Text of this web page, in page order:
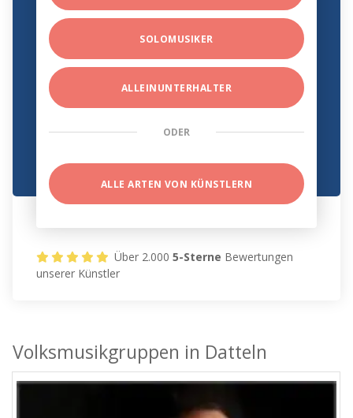
SOLOMUSIKER
ALLEINUNTERHALTER
ODER
ALLE ARTEN VON KÜNSTLERN
Über 2.0005-Sterne Bewertungen
unserer Künstler
Volksmusikgruppen in Datteln